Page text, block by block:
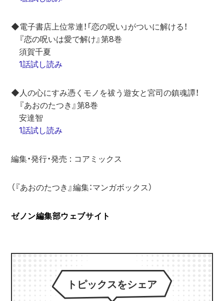
◆電子書店上位常連！「恋の呪い」がついに解ける！
『恋の呪いは愛で解け』第8巻
須賀千夏
1話試し読み
◆人の心にすみ憑くモノを祓う遊女と宮司の鎮魂譚！
『あおのたつき』第8巻
安達智
1話試し読み
編集・発行・発売 : コアミックス
（『あおのたつき』編集：マンガボックス）
ゼノン編集部ウェブサイト
トピックスをシェア